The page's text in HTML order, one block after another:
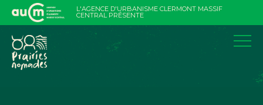
L'AGENCE D'URBANISME CLERMONT MASSIF
CENTRAL PRÉSENTE
contenu